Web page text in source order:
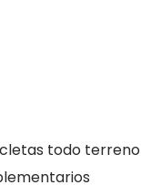
todo terreno